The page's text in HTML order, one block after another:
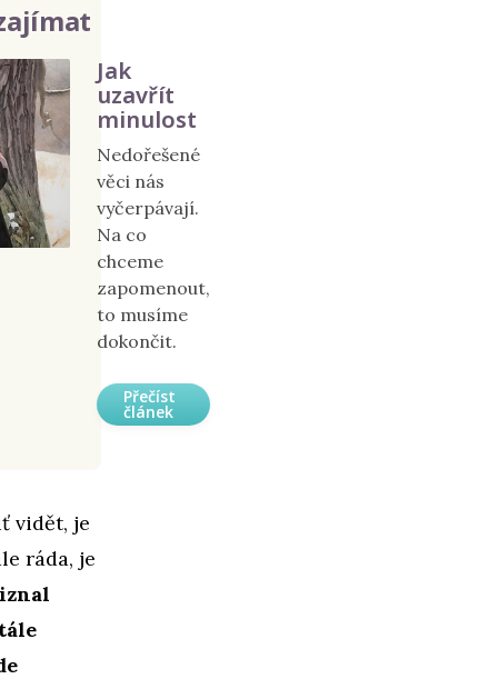
Jak
uzavřít
minulost
Nedořešené
věci nás
vyčerpávají.
Na co
chceme
zapomenout,
to musíme
dokončit.
Přečíst
článek
vidět, je
ráda, je